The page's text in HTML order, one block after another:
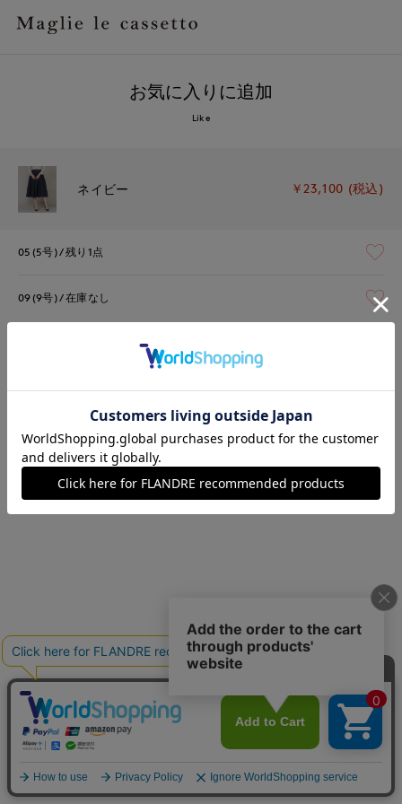
お気に入りに追加
Like
ネイビー ￥23,100 (税込)
05(5号) 残り1点
09(9号) 在庫なし